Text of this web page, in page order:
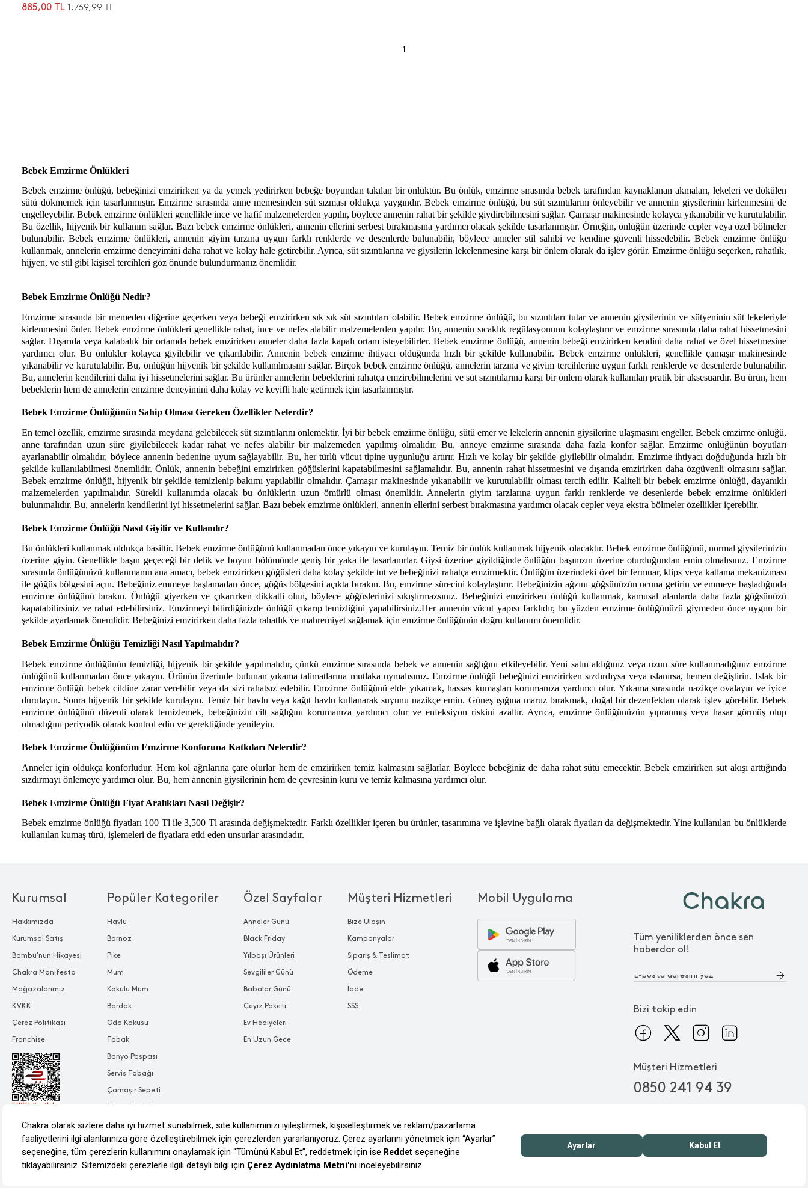
885,00 TL 1.769,99 TL
1
Bebek Emzirme Önlükleri
Bebek emzirme önlüğü, bebeğinizi emzirirken ya da yemek yedirirken bebeğe boyundan takılan bir önlüktür. Bu önlük, emzirme sırasında bebek tarafından kaynaklanan akmaları, lekeleri ve dökülen
sütü dökmemek için tasarlanmıştır. Emzirme sırasında anne memesinden süt sızması oldukça yaygındır. Bebek emzirme önlüğü, bu süt sızıntılarını önleyebilir ve annenin giysilerinin kirlenmesini de
engelleyebilir. Bebek emzirme önlükleri genellikle ince ve hafif malzemelerden yapılır, böylece annenin rahat bir şekilde giydirebilmesini sağlar. Çamaşır makinesinde kolayca yıkanabilir ve kurutulabilir.
Bu özellik, hijyenik bir kullanım sağlar. Bazı bebek emzirme önlükleri, annenin ellerini serbest bırakmasına yardımcı olacak şekilde tasarlanmıştır. Örneğin, önlüğün üzerinde cepler veya özel bölmeler
bulunabilir. Bebek emzirme önlükleri, annenin giyim tarzına uygun farklı renklerde ve desenlerde bulunabilir, böylece anneler stil sahibi ve kendine güvenli hissedebilir. Bebek emzirme önlüğü
kullanmak, annelerin emzirme deneyimini daha rahat ve kolay hale getirebilir. Ayrıca, süt sızıntılarına ve giysilerin lekelenmesine karşı bir önlem olarak da işlev görür. Emzirme önlüğü seçerken, rahatlık,
hijyen, ve stil gibi kişisel tercihleri göz önünde bulundurmanız önemlidir.
Bebek Emzirme Önlüğü Nedir?
Emzirme sırasında bir memeden diğerine geçerken veya bebeği emzirirken sık sık süt sızıntıları olabilir. Bebek emzirme önlüğü, bu sızıntıları tutar ve annenin giysilerinin ve sütyeninin süt lekeleriyle
kirlenmesini önler. Bebek emzirme önlükleri genellikle rahat, ince ve nefes alabilir malzemelerden yapılır. Bu, annenin sıcaklık regülasyonunu kolaylaştırır ve emzirme sırasında daha rahat hissetmesini
sağlar. Dışarıda veya kalabalık bir ortamda bebek emzirirken anneler daha fazla kapalı ortam isteyebilirler. Bebek emzirme önlüğü, annenin bebeği emzirirken kendini daha rahat ve özel hissetmesine
yardımcı olur. Bu önlükler kolayca giyilebilir ve çıkarılabilir. Annenin bebek emzirme ihtiyacı olduğunda hızlı bir şekilde kullanabilir. Bebek emzirme önlükleri, genellikle çamaşır makinesinde
yıkanabilir ve kurutulabilir. Bu, önlüğün hijyenik bir şekilde kullanılmasını sağlar. Birçok bebek emzirme önlüğü, annelerin tarzına ve giyim tercihlerine uygun farklı renklerde ve desenlerde bulunabilir.
Bu, annelerin kendilerini daha iyi hissetmelerini sağlar. Bu ürünler annelerin bebeklerini rahatça emzirebilmelerini ve süt sızıntılarına karşı bir önlem olarak kullanılan pratik bir aksesuardır. Bu ürün, hem
bebeklerin hem de annelerin emzirme deneyimini daha kolay ve keyifli hale getirmek için tasarlanmıştır.
Bebek Emzirme Önlüğünün Sahip Olması Gereken Özellikler Nelerdir?
En temel özellik, emzirme sırasında meydana gelebilecek süt sızıntılarını önlemektir. İyi bir bebek emzirme önlüğü, sütü emer ve lekelerin annenin giysilerine ulaşmasını engeller. Bebek emzirme önlüğü,
anne tarafından uzun süre giyilebilecek kadar rahat ve nefes alabilir bir malzemeden yapılmış olmalıdır. Bu, anneye emzirme sırasında daha fazla konfor sağlar. Emzirme önlüğünün boyutları
ayarlanabilir olmalıdır, böylece annenin bedenine uyum sağlayabilir. Bu, her türlü vücut tipine uygunluğu artırır. Hızlı ve kolay bir şekilde giyilebilir olmalıdır. Emzirme ihtiyacı doğduğunda hızlı bir
şekilde kullanılabilmesi önemlidir. Önlük, annenin bebeğini emzirirken göğüslerini kapatabilmesini sağlamalıdır. Bu, annenin rahat hissetmesini ve dışarıda emzirirken daha özgüvenli olmasını sağlar.
Bebek emzirme önlüğü, hijyenik bir şekilde temizlenip bakımı yapılabilir olmalıdır. Çamaşır makinesinde yıkanabilir ve kurutulabilir olması tercih edilir. Kaliteli bir bebek emzirme önlüğü, dayanıklı
malzemelerden yapılmalıdır. Sürekli kullanımda olacak bu önlüklerin uzun ömürlü olması önemlidir. Annelerin giyim tarzlarına uygun farklı renklerde ve desenlerde bebek emzirme önlükleri
bulunmalıdır. Bu, annelerin kendilerini iyi hissetmelerini sağlar. Bazı bebek emzirme önlükleri, annenin ellerini serbest bırakmasına yardımcı olacak cepler veya ekstra bölmeler özellikler içerebilir.
Bebek Emzirme Önlüğü Nasıl Giyilir ve Kullanılır?
Bu önlükleri kullanmak oldukça basittir. Bebek emzirme önlüğünü kullanmadan önce yıkayın ve kurulayın. Temiz bir önlük kullanmak hijyenik olacaktır. Bebek emzirme önlüğünü, normal giysilerinizin
üzerine giyin. Genellikle başın geçeceği bir delik ve boyun bölümünde geniş bir yaka ile tasarlanırlar. Giysi üzerine giyildiğinde önlüğün başınızın üzerine oturduğundan emin olmalısınız. Emzirme
sırasında önlüğünüzü kullanmanın ana amacı, bebek emzirirken göğüsleri daha kolay şekilde tut ve bebeğinizi rahatça emzirmektir. Önlüğün üzerindeki özel bir fermuar, klips veya katlama mekanizması
ile göğüs bölgesini açın. Bebeğiniz emmeye başlamadan önce, göğüs bölgesini açıkta bırakın. Bu, emzirme sürecini kolaylaştırır. Bebeğinizin ağzını göğsünüzün ucuna getirin ve emmeye başladığında
emzirme önlüğünü bırakın. Önlüğü giyerken ve çıkarırken dikkatli olun, böylece göğüslerinizi sıkıştırmazsınız. Bebeğinizi emzirirken önlüğü kullanmak, kamusal alanlarda daha fazla göğsünüzü
kapatabilirsiniz ve rahat edebilirsiniz. Emzirmeyi bitirdiğinizde önlüğü çıkarıp temizliğini yapabilirsiniz.Her annenin vücut yapısı farklıdır, bu yüzden emzirme önlüğünüzü giymeden önce uygun bir
şekilde ayarlamak önemlidir. Bebeğinizi emzirirken daha fazla rahatlık ve mahremiyet sağlamak için emzirme önlüğünün doğru kullanımı önemlidir.
Bebek Emzirme Önlüğü Temizliği Nasıl Yapılmalıdır?
Bebek emzirme önlüğünün temizliği, hijyenik bir şekilde yapılmalıdır, çünkü emzirme sırasında bebek ve annenin sağlığını etkileyebilir. Yeni satın aldığınız veya uzun süre kullanmadığınız emzirme
önlüğünü kullanmadan önce yıkayın. Ürünün üzerinde bulunan yıkama talimatlarına mutlaka uymalısınız. Emzirme önlüğü bebeğinizi emzirirken sızdırdıysa veya ıslanırsa, hemen değiştirin. Islak bir
emzirme önlüğü bebek cildine zarar verebilir veya da sizi rahatsız edebilir. Emzirme önlüğünü elde yıkamak, hassas kumaşları korumanıza yardımcı olur. Yıkama sırasında nazikçe ovalayın ve iyice
durulayın. Sonra hijyenik bir şekilde kurulayın. Temiz bir havlu veya kağıt havlu kullanarak suyunu nazikçe emin. Güneş ışığına maruz bırakmak, doğal bir dezenfektan olarak işlev görebilir. Bebek
emzirme önlüğünü düzenli olarak temizlemek, bebeğinizin cilt sağlığını korumanıza yardımcı olur ve enfeksiyon riskini azaltır. Ayrıca, emzirme önlüğünüzün yıpranmış veya hasar görmüş olup
olmadığını periyodik olarak kontrol edin ve gerektiğinde yenileyin.
Bebek Emzirme Önlüğünüm Emzirme Konforuna Katkıları Nelerdir?
Anneler için oldukça konforludur. Hem kol ağrılarına çare olurlar hem de emzirirken temiz kalmasını sağlarlar. Böylece bebeğiniz de daha rahat sütü emecektir. Bebek emzirirken süt akışı arttığında
sızdırmayı önlemeye yardımcı olur. Bu, hem annenin giysilerinin hem de çevresinin kuru ve temiz kalmasına yardımcı olur.
Bebek Emzirme Önlüğü Fiyat Aralıkları Nasıl Değişir?
Bebek emzirme önlüğü fiyatları 100 Tl ile 3,500 Tl arasında değişmektedir. Farklı özellikler içeren bu ürünler, tasarımına ve işlevine bağlı olarak fiyatları da değişmektedir. Yine kullanılan bu önlüklerde
kullanılan kumaş türü, işlemeleri de fiyatlara etki eden unsurlar arasındadır.
Tüm yeniliklerden önce sen
haberdar ol!
Bizi takip edin
Müşteri Hizmetleri
0850 241 94 39
Popüler Kategoriler
Havlu
Bornoz
Pike
Mum
Kokulu Mum
Bardak
Oda Kokusu
Tabak
Banyo Paspası
Servis Tabağı
Çamaşır Sepeti
Özel Sayfalar
Anneler Günü
Black Friday
Yılbaşı Ürünleri
Sevgililer Günü
Babalar Günü
Çeyiz Paketi
Ev Hediyeleri
En Uzun Gece
Kurumsal
Hakkımızda
Kurumsal Satış
Bambu'nun Hikayesi
Chakra Manifesto
Mağazalarımız
KVKK
Çerez Politikası
Franchise
Müşteri Hizmetleri
Bize Ulaşın
Kampanyalar
Sipariş & Teslimat
Ödeme
İade
SSS
Mobil Uygulama
© 2026 CHAKRA MAĞAZACILIK TİC. VE A.Ş.